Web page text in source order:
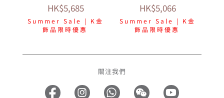
HK$5,685
Summer Sale | K金
飾品限時優惠
HK$5,066
Summer Sale | K金
飾品限時優惠
關注我們